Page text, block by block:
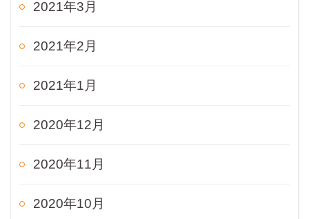
2021年3月
2021年2月
2021年1月
2020年12月
2020年11月
2020年10月